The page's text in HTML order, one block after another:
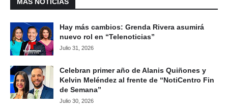
Hay más cambios: Grenda Rivera asumirá
nuevo rol en “Telenoticias”
Julio 31, 2026
Celebran primer año de Alanis Quiñones y
Kelvin Meléndez al frente de “NotiCentro Fin
de Semana”
Julio 30, 2026